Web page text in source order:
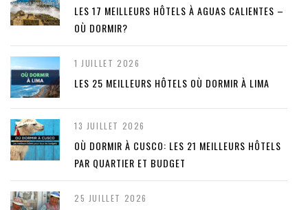
LES 17 MEILLEURS HÔTELS À AGUAS CALIENTES –
OÙ DORMIR?
1 JUILLET 2026
LES 25 MEILLEURS HÔTELS OÙ DORMIR À LIMA
13 JUILLET 2026
OÙ DORMIR À CUSCO: LES 21 MEILLEURS HÔTELS
PAR QUARTIER ET BUDGET
25 JUILLET 2026